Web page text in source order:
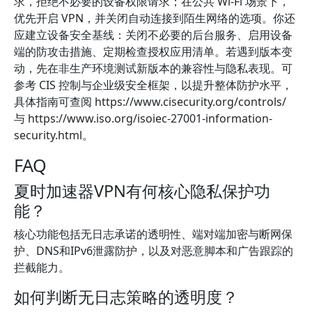
优先开启 VPN，并关闭自动连接到陌生网络的选项。你还
应建立设备安全基线：关闭不必要的后台服务、启用设备
端的防攻击措施、定期检查授权应用清单。若遇到版本变
动，先在非生产环境测试新版本的兼容性与隐私表现。可
参考 CIS 控制与企业级安全框架，以提升整体防护水平，
具体指南可查阅 https://www.cisecurity.org/controls/
与 https://www.iso.org/isoiec-27001-information-
security.html。
FAQ
夏时加速器VPN有何核心隐私保护功
能？
核心功能包括无日志承诺的透明性、端对端加密与断网保
护、DNS和IPv6泄露防护，以及对恶意脚本和广告跟踪的
拦截能力。
如何判断无日志策略的透明度？